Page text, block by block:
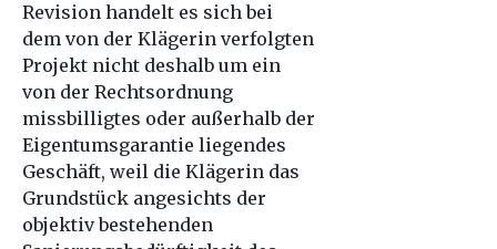
Revision handelt es sich bei
dem von der Klägerin verfolgten
Projekt nicht deshalb um ein
von der Rechtsordnung
missbilligtes oder außerhalb der
Eigentumsgarantie liegendes
Geschäft, weil die Klägerin das
Grundstück angesichts der
objektiv bestehenden